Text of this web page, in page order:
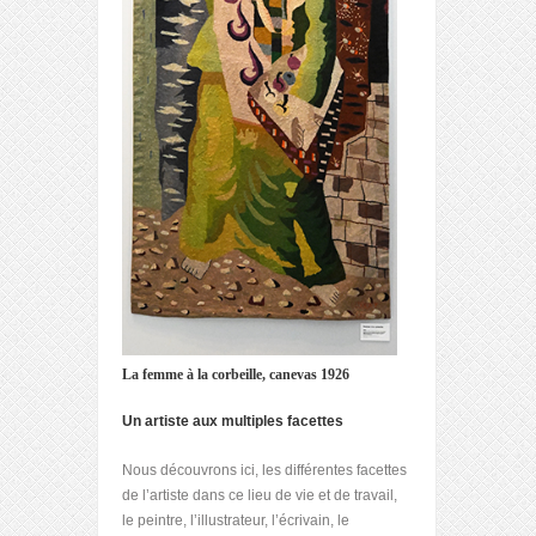
La femme à la corbeille, canevas 1926
Un artiste aux multiples facettes
Nous découvrons ici, les différentes facettes
de l’artiste dans ce lieu de vie et de travail,
le peintre, l’illustrateur, l’écrivain, le